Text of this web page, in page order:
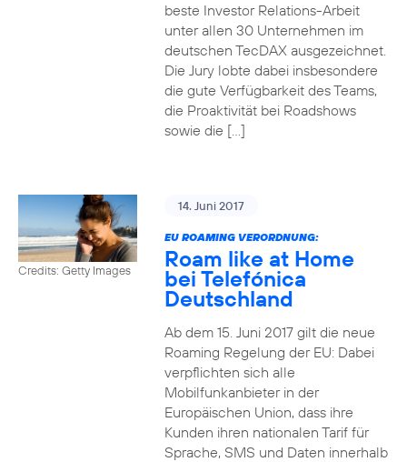
beste Investor Relations-Arbeit
unter allen 30 Unternehmen im
deutschen TecDAX ausgezeichnet.
Die Jury lobte dabei insbesondere
die gute Verfügbarkeit des Teams,
die Proaktivität bei Roadshows
sowie die […]
Credits: Getty Images
14. Juni 2017
EU ROAMING VERORDNUNG:
Roam like at Home
bei Telefónica
Deutschland
Ab dem 15. Juni 2017 gilt die neue
Roaming Regelung der EU: Dabei
verpflichten sich alle
Mobilfunkanbieter in der
Europäischen Union, dass ihre
Kunden ihren nationalen Tarif für
Sprache, SMS und Daten innerhalb